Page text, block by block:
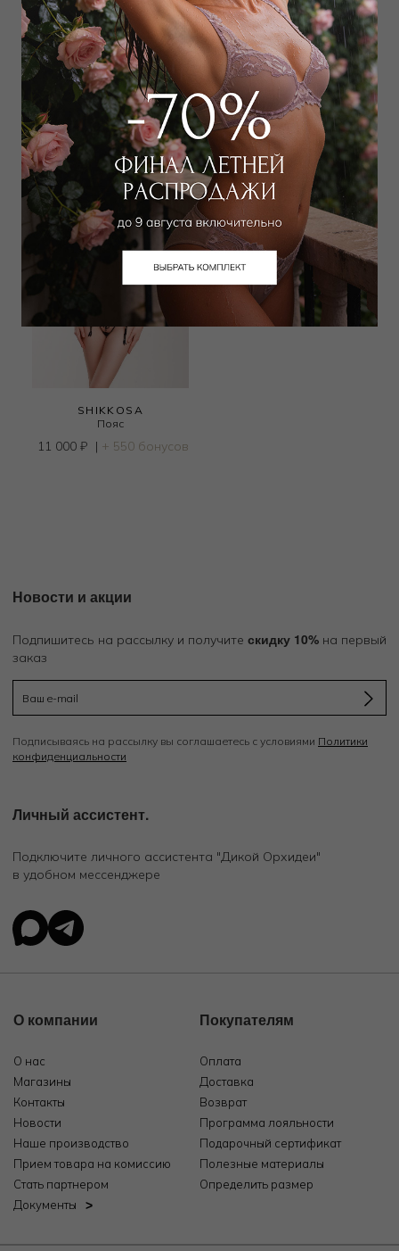
SHIKKOSA
Пояс
11 000 | + 550 бонусов
SHIKKOSA
2 295 6 000₽
SHIKKOSA
Пояс
11 000 ₽ | + 550 бонусов
Новости и акции
Подпишитесь на рассылку и получите скидку 10% на первый
заказ
Подписываясь на рассылку вы соглашаетесь с условиями Политики
конфиденциальности
Личный ассистент.
Подключите личного ассистента "Дикой Орхидеи"
в удобном мессенджере
О компании
О нас
Магазины
Контакты
Новости
Наше производство
Прием товара на комиссию
Стать партнером
Документы
Покупателям
Оплата
Доставка
Возврат
Программа лояльности
Подарочный сертификат
Полезные материалы
Определить размер